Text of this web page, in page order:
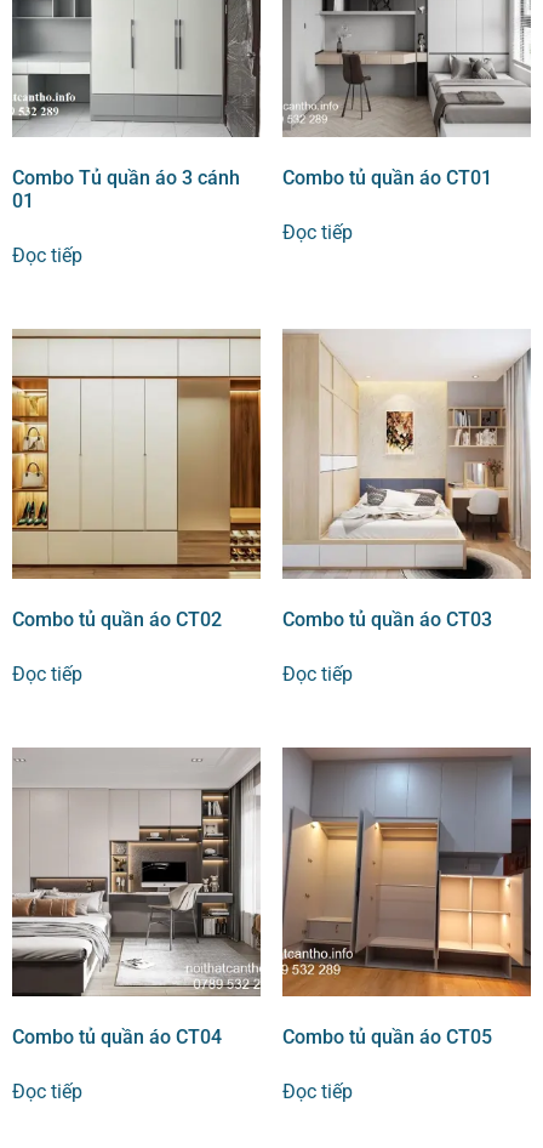
Combo Tủ quần áo 3 cánh
01
Đọc tiếp
Combo tủ quần áo CT01
Đọc tiếp
Combo tủ quần áo CT02
Đọc tiếp
Combo tủ quần áo CT03
Đọc tiếp
Combo tủ quần áo CT04
Đọc tiếp
Combo tủ quần áo CT05
Đọc tiếp